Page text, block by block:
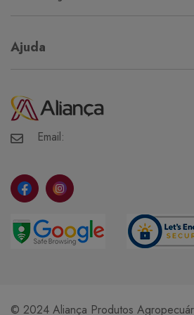
Termos de Uso
Ajuda
Minha Conta
Meus Pedidos
Meus Favoritos
Email:
© 2024 Aliança Produtos